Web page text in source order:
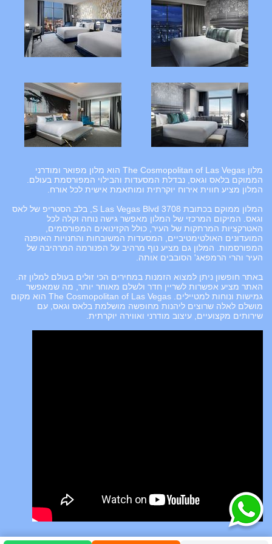
מלון The Cosmopolitan of Las Vegas הוא מלון מפואר ומודרני
הממוקם בלאס וגאס, נבדלת המסעדות והבילוי המפורסמת בעולם.
המלון מציע חווית אירוח יוקרתית ומותאמת אישית לכל אורח.
המלון ממוקם בכתובת 3708 S Las Vegas Blvd, בלב הסטריפ של לאס
וגאס. המיקום המרכזי של המלון מאפשר גישה נוחה וקלה לכל
האטרקציות המרתקות של העיר, כולל הקזינואים המפורסמים,
המועדונים האולטימטיביים, המסעדות המשובחות והחנויות האופנה
המפורסמות. המלון גם מציע נוף מרהיב על הפנורמה המרהיבה של
העיר והרי הרמפאג' הסובבים אותה.
באתר חופשון ניתן למצוא הזמנות במחירים הכי זולים בעולם למלון זה.
האתר מציע אפשרות לשריין חדר ולשלם מאוחר יותר, מה שמאפשר
גמישות ונוחות למטיילים. The Cosmopolitan of Las Vegas הוא מקום
מושלם לאלה שרוצים ליהנות מחופשה מושלמת בלאס וגאס, עם
שירותים מקצועיים, עיצוב מודרני ואווירה יוקרתית.